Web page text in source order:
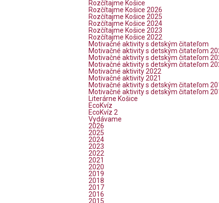
Rozčítajme Košice
Rozčítajme Košice 2026
Rozčítajme Košice 2025
Rozčítajme Košice 2024
Rozčítajme Košice 2023
Rozčítajme Košice 2022
Motivačné aktivity s detským čitateľom
Motivačné aktivity s detským čitateľom
Motivačné aktivity s detským čitateľom
Motivačné aktivity s detským čitateľom
Motivačné aktivity 2022
Motivačné aktivity 2021
Motivačné aktivity s detským čitateľom
Motivačné aktivity s detským čitateľom
Literárne Košice
EcoKvíz
EcoKvíz 2
Vydávame
2026
2025
2024
2023
2022
2021
2020
2019
2018
2017
2016
2015